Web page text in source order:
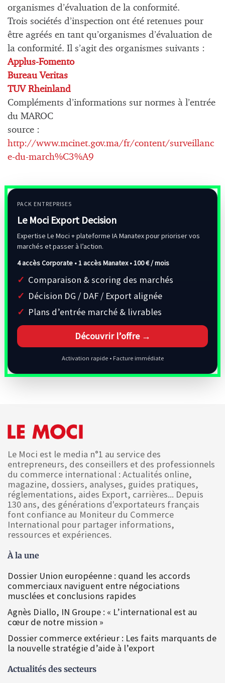
organismes d’évaluation de la conformité.
Trois sociétés d’inspection ont été retenues pour
être agréés en tant qu’organismes d’évaluation de
la conformité. Il s’agit des organismes suivants :
Applus-Fomento
Bureau Veritas
TUV Rheinland
Compléments d’informations sur normes à l’entrée
du MAROC
source :
http://www.mcinet.gov.ma/fr/content/surveillanc
e-du-march%C3%A9
PACK ENTREPRISES
Le Moci Export Decision
Expertise Le Moci + plateforme IA Manatex pour prioriser vos
marchés et passer à l’action.
4 accès Corporate • 1 accès Manatex •100 € / mois
Comparaison & scoring des marchés
Décision DG / DAF / Export alignée
Plans d’entrée marché & livrables
Découvrir l’offre →
Activation rapide • Facture immédiate
Le Moci est le media n°1 au service des
entrepreneurs, des conseillers et des professionnels
du commerce international : Actualités online,
magazine, dossiers, analyses, guides pratiques,
réglementations, aides Export, carrières... Depuis
130 ans, des générations d'exportateurs français
font confiance au Moniteur du Commerce
International pour partager informations,
ressources et expériences.
À la une
Dossier Union européenne : quand les accords
commerciaux naviguent entre négociations
musclées et conclusions rapides
Agnès Diallo, IN Groupe : « L’international est au
cœur de notre mission »
Dossier commerce extérieur : Les faits marquants de
la nouvelle stratégie d’aide à l’export
Actualités des secteurs